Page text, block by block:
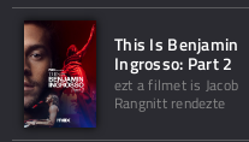
This Is Benjamin
Ingrosso: Part 2
ezt a filmet is Jacob
Rangnitt rendezte